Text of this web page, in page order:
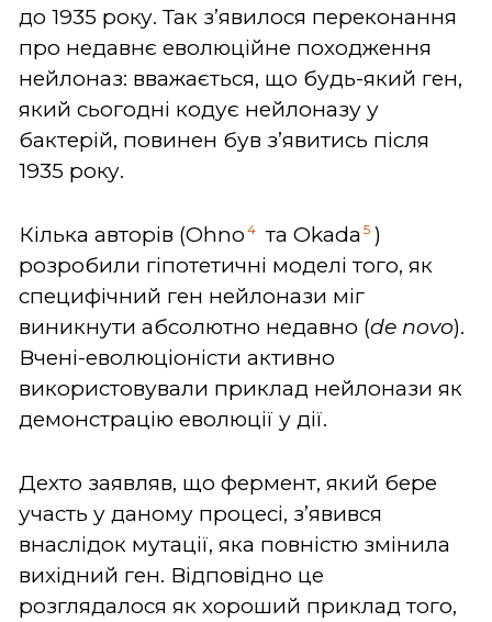
до 1935 року. Так з’явилося переконання
про недавнє еволюційне походження
нейлоназ: вважається, що будь-який ген,
який сьогодні кодує нейлоназу у
бактерій, повинен був з’явитись після
1935 року.
Кілька авторів (Ohno 4 та Okada 5 )
розробили гіпотетичні моделі того, як
специфічний ген нейлонази міг
виникнути абсолютно недавно (de novo).
Вчені-еволюціоністи активно
використовували приклад нейлонази як
демонстрацію еволюції у дії.
Дехто заявляв, що фермент, який бере
участь у даному процесі, з’явився
внаслідок мутації, яка повністю змінила
вихідний ген. Відповідно це
розглядалося як хороший приклад того,